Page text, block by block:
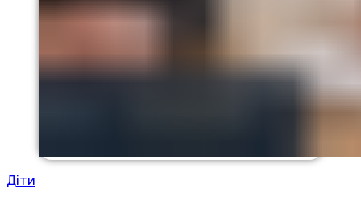
Діти